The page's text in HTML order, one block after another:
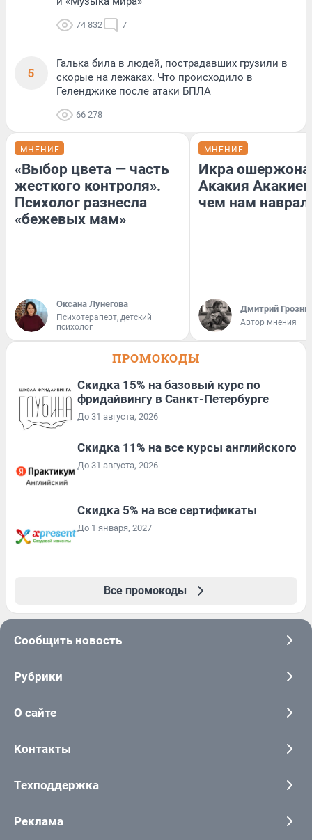
74 832 7
5
Галька била в людей, пострадавших грузили в
скорые на лежаках. Что происходило в
Геленджике после атаки БПЛА
66 278
МНЕНИЕ
«Выбор цвета — часть
жесткого контроля».
Психолог разнесла
«бежевых мам»
Оксана Лунегова
Психотерапевт, детский
психолог
МНЕНИЕ
Икра
Акакия
чем нам
Дмитрий
Автор мнения
ПРОМОКОДЫ
Скидка 15% на базовый курс по
фридайвингу в Санкт-Петербурге
До 31 августа, 2026
Скидка 11% на все курсы английского
До 31 августа, 2026
Скидка 5% на все сертификаты
До 1 января, 2027
Все промокоды
Сообщить новость
Рубрики
О сайте
Контакты
Техподдержка
Реклама